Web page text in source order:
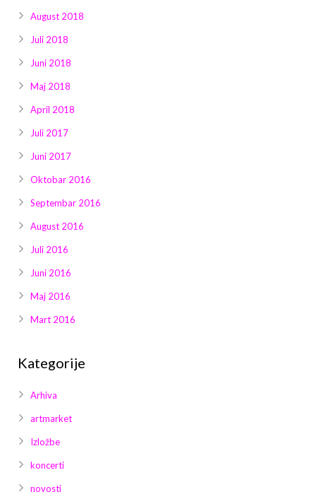
August 2018
Juli 2018
Juni 2018
Maj 2018
April 2018
Juli 2017
Juni 2017
Oktobar 2016
Septembar 2016
August 2016
Juli 2016
Juni 2016
Maj 2016
Mart 2016
Kategorije
Arhiva
artmarket
Izložbe
koncerti
novosti